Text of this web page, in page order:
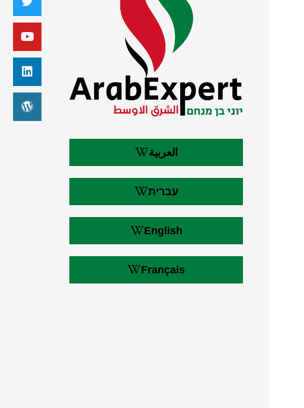
العربية
עברית
English
Français